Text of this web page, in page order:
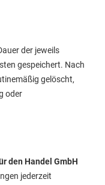
der jeweils
gespeichert. Nach
gelöscht,
oder
den Handel GmbH
jederzeit